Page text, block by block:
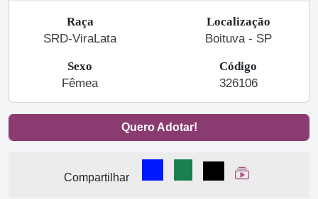
Raça
SRD-ViraLata
Localização
Boituva - SP
Sexo
Fêmea
Código
326106
Quero Adotar!
Compartilhar
Compartilhar no Facebook
Compartilhar no
Compartilhar
Ver Web Story